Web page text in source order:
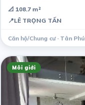
📐 108.7 m²
📍LÊ TRỌNG TẤN
Căn hộ/Chung cư · Tân Phú
Môi giới